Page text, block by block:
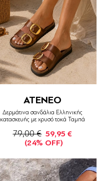
ATENEO
Δερμάτινα σανδάλια Ελληνικής
κατασκευής με χρυσό τοκά Ταμπά
79,00 € 59,95 €
(24% OFF)